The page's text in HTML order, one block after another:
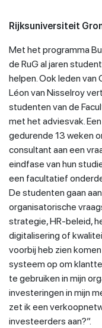
Rijksuniversiteit
Met het programma
de RuG al jaren
helpen. Ook leden van
Léon van Nisselroy
studenten van de
met het adviesvak.
gedurende 13 weken
consultant aan een
eindfase van hun
een facultatief
De studenten gaan
organisatorische
strategie, HR-beleid,
digitalisering of
voorbij heb zien
systeem op om
te gebruiken in mijn
investeringen in mijn
zet ik een
investeerders aan?”.